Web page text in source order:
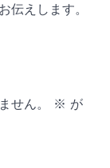
伝えします。
せん。 ※ が